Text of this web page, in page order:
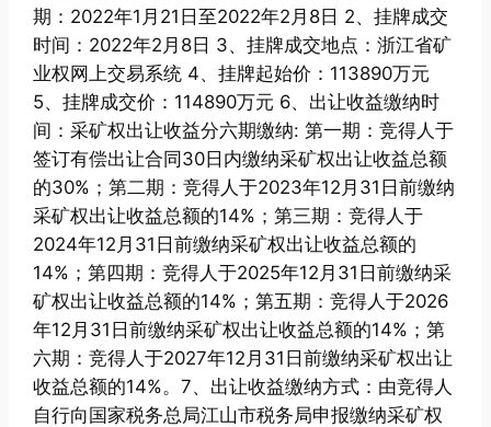
期：2022年1月21日至2022年2月8日 2、挂牌成交
时间：2022年2月8日 3、挂牌成交地点：浙江省矿
业权网上交易系统 4、挂牌起始价：113890万元
5、挂牌成交价：114890万元 6、出让收益缴纳时
间：采矿权出让收益分六期缴纳: 第一期：竞得人于
签订有偿出让合同30日内缴纳采矿权出让收益总额
的30%；第二期：竞得人于2023年12月31日前缴纳
采矿权出让收益总额的14%；第三期：竞得人于
2024年12月31日前缴纳采矿权出让收益总额的
14%；第四期：竞得人于2025年12月31日前缴纳采
矿权出让收益总额的14%；第五期：竞得人于2026
年12月31日前缴纳采矿权出让收益总额的14%；第
六期：竞得人于2027年12月31日前缴纳采矿权出让
收益总额的14%。7、出让收益缴纳方式：由竞得人
自行向国家税务总局江山市税务局申报缴纳采矿权